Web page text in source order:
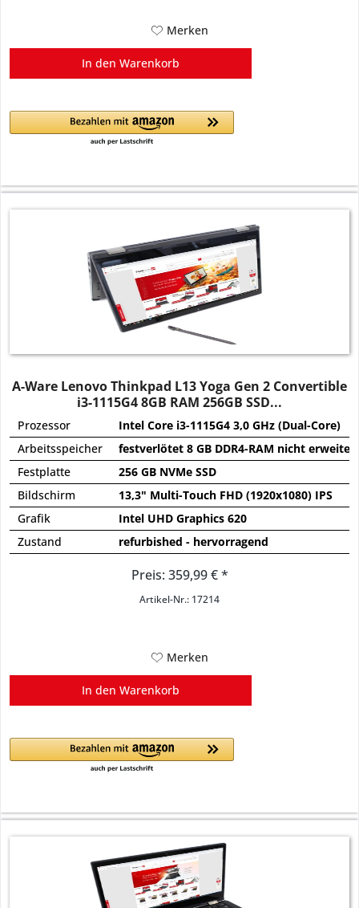
Merken
In den Warenkorb
A-Ware Lenovo Thinkpad L13 Yoga Gen 2 Convertible
i3-1115G4 8GB RAM 256GB SSD...
Prozessor
Intel Core i3-1115G4 3,0 GHz (Dual-Core)
Arbeitsspeicher
festverlötet 8 GB DDR4-RAM nicht
Festplatte
256 GB NVMe SSD
Bildschirm
13,3" Multi-Touch FHD (1920x1080) IPS
Grafik
Intel UHD Graphics 620
Zustand
refurbished - hervorragend
Preis: 359,99 € *
Artikel-Nr.: 17214
Merken
In den Warenkorb